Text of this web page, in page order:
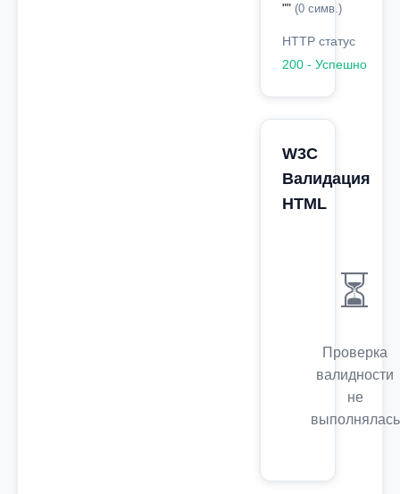
"" (0 симв.)
HTTP статус
200 - Успешно
W3C
Валидация
HTML
⏳
Проверка
валидности
не
выполнялась